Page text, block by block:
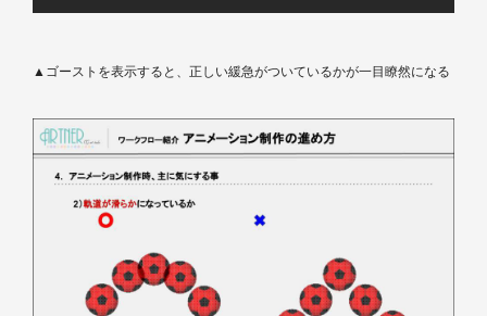
▲ゴーストを表示すると、正しい緩急がついているかが一目瞭然になる